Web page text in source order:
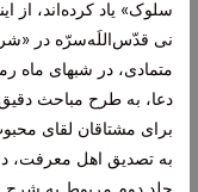
سلوک» یاد کرده‌اند، از
نی قدّس‌اللَه‌سرّه در
متمادی، در شبهای ماه
دعا، به طرح مباحث
برای مشتاقان لقای
به تصدیق اهل معرفت،